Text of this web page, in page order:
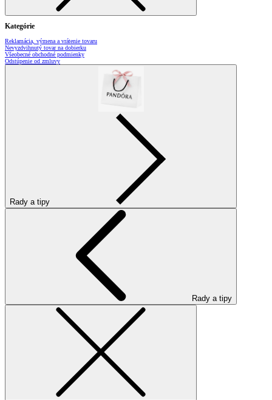
Kategórie
Reklamácia, výmena a vrátenie tovaru
Nevyzdvihnutý tovar na dobierku
Všeobecné obchodné podmienky
Odstúpenie od zmluvy
Rady a tipy
Rady a tipy